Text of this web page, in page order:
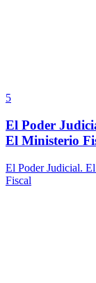
5
El Poder
El Ministerio
El Poder Judicial.
Fiscal